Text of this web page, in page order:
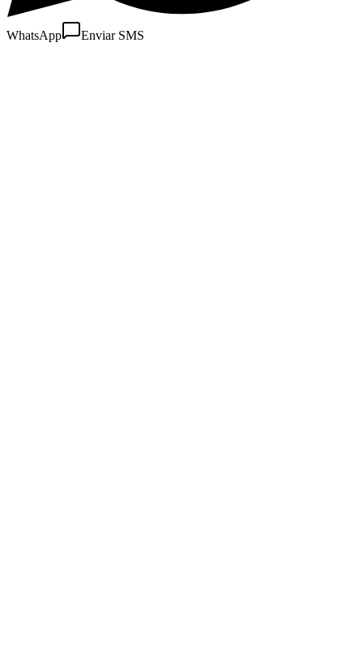
WhatsApp Enviar SMS